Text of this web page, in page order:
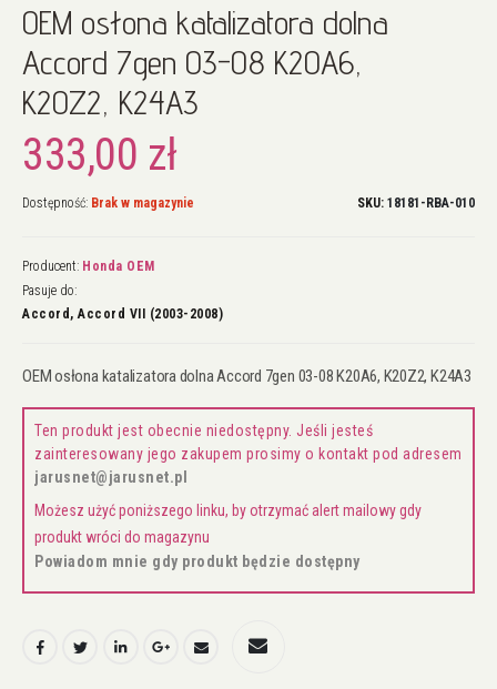
na
początek
galerii
OEM osłona katalizatora dolna
Accord 7gen 03-08 K20A6,
K20Z2, K24A3
333,00 zł
Dostępność: Brak w magazynie SKU 18181-RBA-010
Producent: Honda OEM
Pasuje do:
Accord, Accord VII (2003-2008)
OEM osłona katalizatora dolna Accord 7gen 03-08 K20A6, K20Z2, K24A3
Ten produkt jest obecnie niedostępny. Jeśli jesteś
zainteresowany jego zakupem prosimy o kontakt pod adresem
jarusnet@jarusnet.pl
Możesz użyć poniższego linku, by otrzymać alert mailowy gdy
produkt wróci do magazynu
Powiadom mnie gdy produkt będzie dostępny